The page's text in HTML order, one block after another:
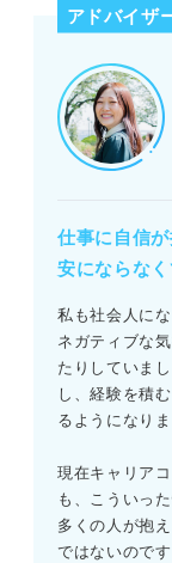
アドバイザ
仕事に自信
安にならな
私も社会人に
ネガティブな
たりしていま
し、経験を積
るようになりま
現在キャリア
も、こういっ
多くの人が抱
ではないのです